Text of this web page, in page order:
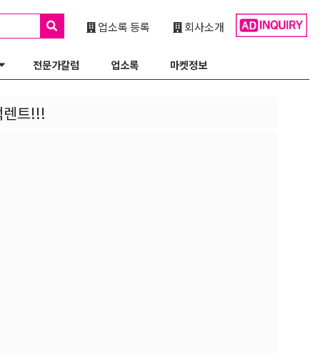
회사소개
업소록 등록
전문가칼럼 업소록 마켓정보
트!!!